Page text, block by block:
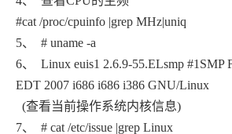
#cat /proc/cpuinfo |grep MHz|uniq
5、 # uname -a
6、 Linux euis1 2.6.9-55.ELsmp #1SMP
EDT 2007 i686 i686 i386 GNU/Linux
(查看当前操作系统内核信息)
7、 # cat /etc/issue |grep Linux